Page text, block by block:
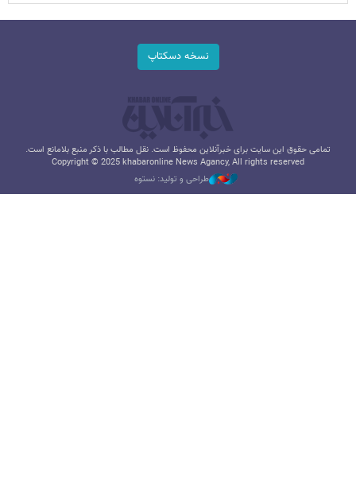
نسخه دسکتاپ
تمامی حقوق این سایت برای خبرآنلاین محفوظ است. نقل مطالب با ذکر منبع بلامانع است.
Copyright © 2025 khabaronline News Agancy, All rights reserved
طراحی و تولید: نستوه